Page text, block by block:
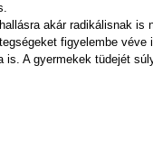
akár radikálisnak
figyelembe
is. A gyermekek tüdejét